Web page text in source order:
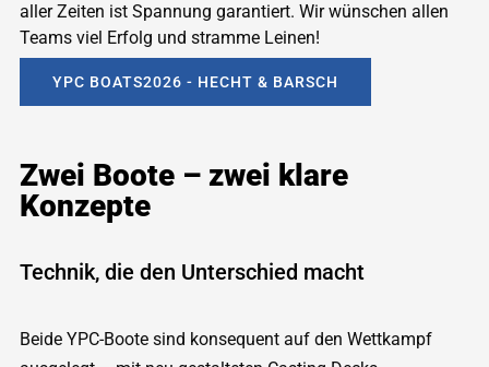
aller Zeiten ist Spannung garantiert. Wir wünschen allen
Teams viel Erfolg und stramme Leinen!
YPC BOATS2026 - HECHT & BARSCH
Zwei Boote – zwei klare
Konzepte
Technik, die den Unterschied macht
Beide YPC-Boote sind konsequent auf den Wettkampf